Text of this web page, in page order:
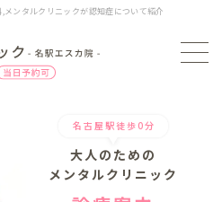
ンタルクリニックが認知症について紹介
名古屋駅徒歩0分
大人のための
メンタルクリニック